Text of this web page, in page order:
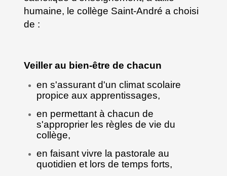
humaine, le collège Saint-André a choisi
de :
Veiller au bien-être de chacun
en s'assurant d'un climat scolaire
propice aux apprentissages,
en permettant à chacun de
s'approprier les règles de vie du
collège,
en faisant vivre la pastorale au
quotidien et lors de temps forts,